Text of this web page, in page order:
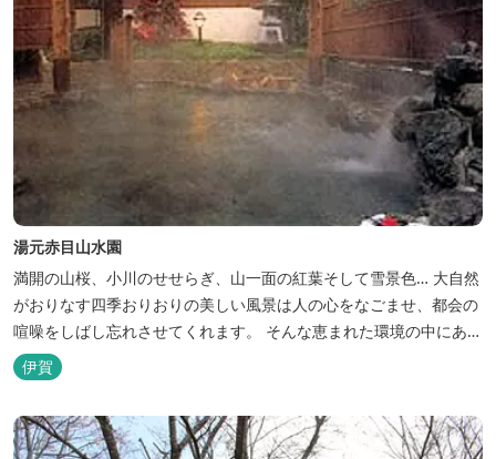
湯元赤目山水園
満開の山桜、小川のせせらぎ、山一面の紅葉そして雪景色… 大自然
がおりなす四季おりおりの美しい風景は人の心をなごませ、都会の
喧噪をしばし忘れさせてくれます。 そんな恵まれた環境の中にあ
る、純和風造りの閑静なたたずまい …それが赤目山水園です。 ま
た、赤目山水園の園内からこんこんと湧き出る天然温泉「赤目温泉
山の湯」は、肌にやさしい美人と健康の湯として大勢のお客様に喜
んでいただいておりま...
伊賀